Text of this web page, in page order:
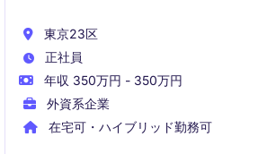
東京23区
正社員
年収 350万円 - 350万円
外資系企業
在宅可・ハイブリッド勤務可